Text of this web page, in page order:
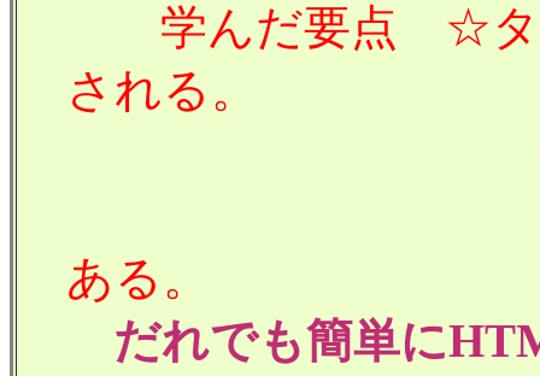
学んだ要点 ☆タ
される。
☆タイト
ある。
だれでも簡単に